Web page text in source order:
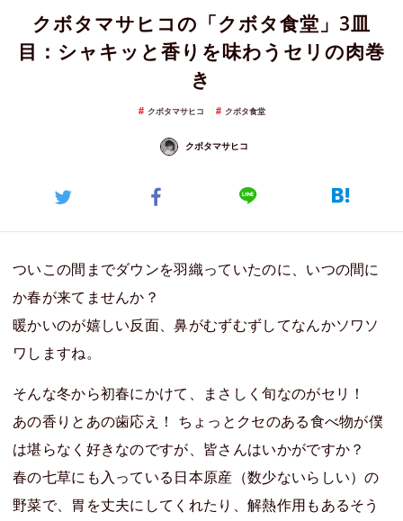
クボタマサヒコの「クボタ食堂」3皿
目：シャキッと香りを味わうセリの肉巻
き
クボタマサヒコ クボタ食堂
クボタマサヒコ
ついこの間までダウンを羽織っていたのに、いつの間に
か春が来てませんか？
暖かいのが嬉しい反面、鼻がむずむずしてなんかソワソ
ワしますね。
そんな冬から初春にかけて、まさしく旬なのがセリ！
あの香りとあの歯応え！ ちょっとクセのある食べ物が僕
は堪らなく好きなのですが、皆さんはいかがですか？
春の七草にも入っている日本原産（数少ないらしい）の
野菜で、胃を丈夫にしてくれたり、解熱作用もあるそう